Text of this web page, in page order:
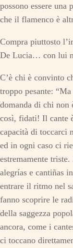
possono essere una
che il flamenco è
Compra piuttosto
De Lucia… con lui
C’è chi è convinto
troppo pesante:
domanda di chi non
così, fidati! Il cante
capacità di toccarci
ed in ogni caso ci
estremamente
alegrías e cantiñas
entrare il ritmo nel
fanno scoprire le
della saggezza
ancora, come i
ci toccano